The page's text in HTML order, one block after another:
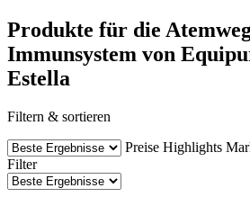
Produkte für die
Immunsystem von
Estella
Filtern & sortieren
Preise Highlights
Filter